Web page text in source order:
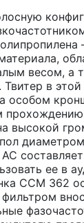
весом, а
Твитер в
особом
высокой
ее в
CCM 362